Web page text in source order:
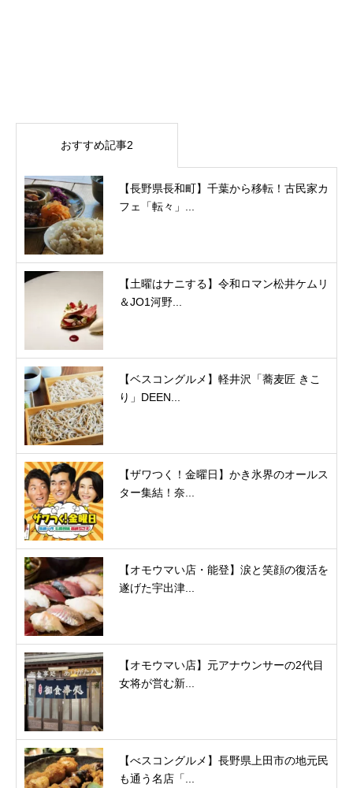
おすすめ記事2
【長野県長和町】千葉から移転！古民家カ
フェ「転々」...
【土曜はナニする】令和ロマン松井ケムリ
＆JO1河野...
【ベスコングルメ】軽井沢「蕎麦匠 きこ
り」DEEN...
【ザワつく！金曜日】かき氷界のオールス
ター集結！奈...
【オモウマい店・能登】涙と笑顔の復活を
遂げた宇出津...
【オモウマい店】元アナウンサーの2代目
女将が営む新...
【べスコングルメ】長野県上田市の地元民
も通う名店「...